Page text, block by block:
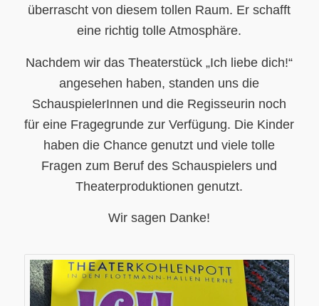
überrascht von diesem tollen Raum. Er schafft
eine richtig tolle Atmosphäre.
Nachdem wir das Theaterstück „Ich liebe dich!“
angesehen haben, standen uns die
SchauspielerInnen und die Regisseurin noch
für eine Fragegrunde zur Verfügung. Die Kinder
haben die Chance genutzt und viele tolle
Fragen zum Beruf des Schauspielers und
Theaterproduktionen genutzt.
Wir sagen Danke!